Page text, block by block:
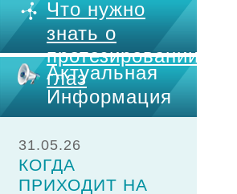
Что нужно
знать о
протезировании
глаз
Актуальная
Информация
31.05.26
КОГДА
ПРИХОДИТ НА